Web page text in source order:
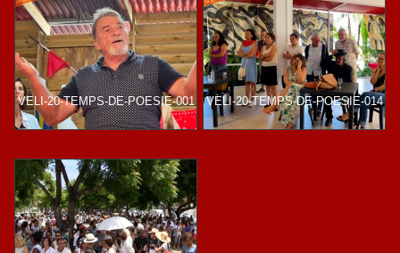
VELI-20-TEMPS-DE-POESIE-001 VELI-20-TEMPS-DE-POESIE-014